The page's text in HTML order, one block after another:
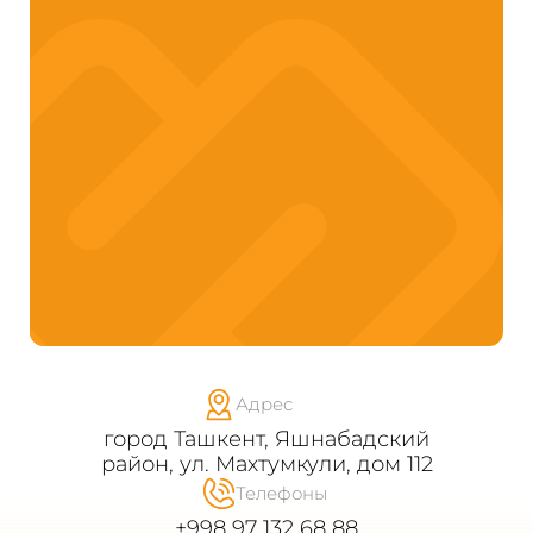
Адрес
город Ташкент, Яшнабадский
район, ул. Махтумкули, дом 112
Телефоны